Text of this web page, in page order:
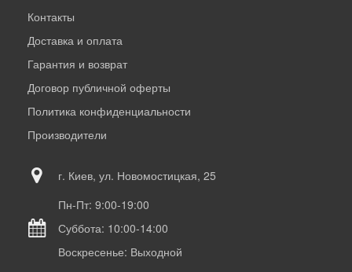
Контакты
Доставка и оплата
Гарантия и возврат
Договор публичной оферты
Политика конфиденциальности
Производители
г. Киев, ул. Новомостицкая, 25
Пн-Пт: 9:00-19:00
Суббота: 10:00-14:00
Воскресенье: Выходной